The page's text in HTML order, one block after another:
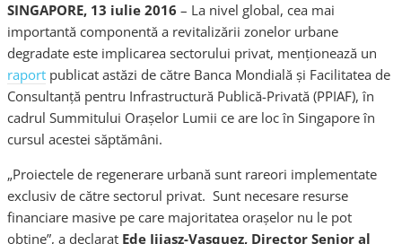
SINGAPORE, 13 iulie 2016 – La nivel global, cea mai
importantă componentă a revitalizării zonelor urbane
degradate este implicarea sectorului privat, menționează un
raport publicat astăzi de către Banca Mondială și Facilitatea de
Consultanță pentru Infrastructură Publică-Privată (PPIAF), în
cadrul Summitului Orașelor Lumii ce are loc în Singapore în
cursul acestei săptămâni.
„Proiectele de regenerare urbană sunt rareori implementate
exclusiv de către sectorul privat. Sunt necesare resurse
financiare masive pe care majoritatea oraşelor nu le pot
obţine”, a declarat Ede Ijjasz-Vasquez, Director Senior al